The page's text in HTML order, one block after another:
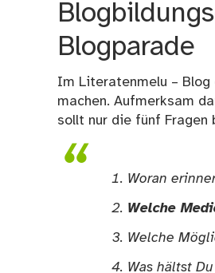
Blogparade
Im Literatenmelu – Blog
machen. Aufmerksam
sollt nur die fünf Fragen
Woran
Welche
Welche
Was hältst